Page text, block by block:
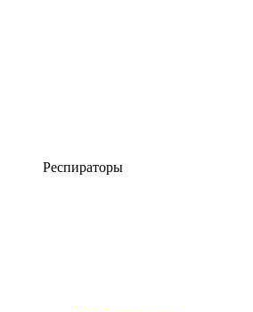
Респираторы